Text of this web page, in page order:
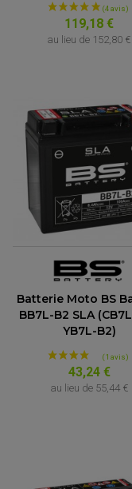
119,18 €
au lieu de 152,80 €
Batterie Moto BS
BB7L-B2 SLA
YB7L-B2)
43,24 €
au lieu de 55,44 €